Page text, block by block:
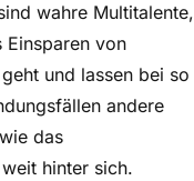
wahre Multitalente,
Einsparen von
und lassen bei so
andere
das
hinter sich.